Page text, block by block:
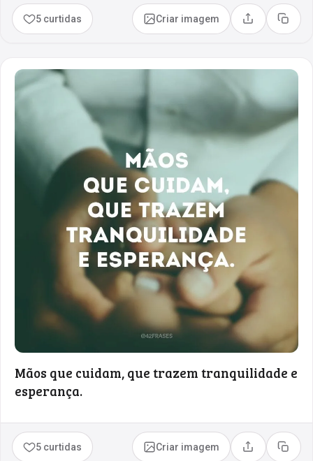
5 curtidas Criar imagem Compartilhar
Copiar
Mãos que cuidam, que trazem tranquilidade e
esperança.
5 curtidas Criar imagem Compartilhar
Copiar